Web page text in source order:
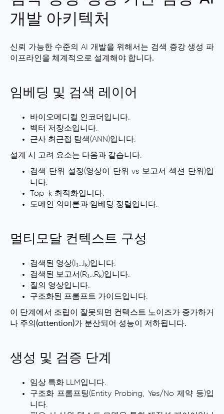
개발 아키텍처
신뢰 가능한 수준의 AI 개발을 위해서는 검색 증강 생성 파
이프라인을 체계적으로 설계해야 합니다.
임베딩 및 검색 레이어
바이오메디컬 인코더입니다.
벡터 저장소입니다.
근사 최근접 탐색(ANN)입니다.
설계 시 고려 요소는 다음과 같습니다.
검색 단위 설정(영상이 단위 vs 보고서 섹션 단위)입
니다.
Top-k 최적화입니다.
도메인 의미론과 임베딩 정렬입니다.
멀티모달 컨텍스트 구성
검색된 영상(I₁…Iₖ)입니다.
검색된 보고서(R₁…Rₖ)입니다.
질의 영상입니다.
구조화된 프롬프트 가이드입니다.
이 단계에서 조립이 잘못되면 컨텍스트 노이즈가 증가하거
나 주의(attention)가 분산되어 성능이 저하됩니다.
생성 및 검증 단계
임상 특화 LLM입니다.
구조화 프롬프팅(Entity Probing, Yes/No 제약 등)입
니다.